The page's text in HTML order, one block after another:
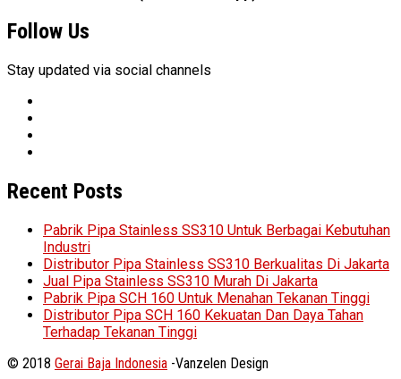
Follow Us
Stay updated via social channels
Recent Posts
Pabrik Pipa Stainless SS310 Untuk Berbagai Kebutuhan
Industri
Distributor Pipa Stainless SS310 Berkualitas Di Jakarta
Jual Pipa Stainless SS310 Murah Di Jakarta
Pabrik Pipa SCH 160 Untuk Menahan Tekanan Tinggi
Distributor Pipa SCH 160 Kekuatan Dan Daya Tahan
Terhadap Tekanan Tinggi
© 2018 Gerai Baja Indonesia -Vanzelen Design